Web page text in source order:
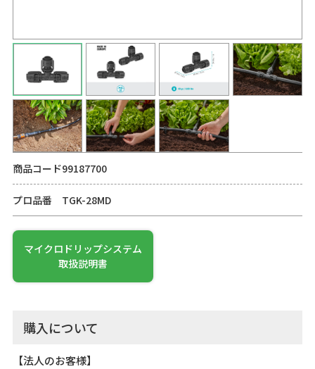
商品コード99187700
プロ品番 TGK-28MD
マイクロドリップシステム
取扱説明書
購入について
【法人のお客様】